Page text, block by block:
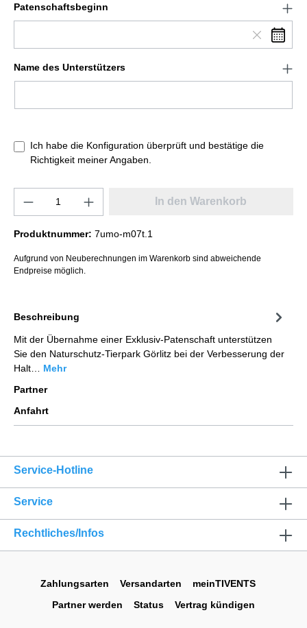
Patenschaftsbeginn
Name des Unterstützers
Ich habe die Konfiguration überprüft und bestätige die
Richtigkeit meiner Angaben.
In den Warenkorb
Produktnummer: 7umo-m07t.1
Aufgrund von Neuberechnungen im Warenkorb sind abweichende
Endpreise möglich.
Beschreibung
Mit der Übernahme einer Exklusiv-Patenschaft unterstützen
Sie den Naturschutz-Tierpark Görlitz bei der Verbesserung der
Halt… Mehr
Partner
Anfahrt
Service-Hotline
Service
Rechtliches/Infos
Zahlungsarten Versandarten
meinTIVENTS
Partner werden
Status Vertrag kündigen